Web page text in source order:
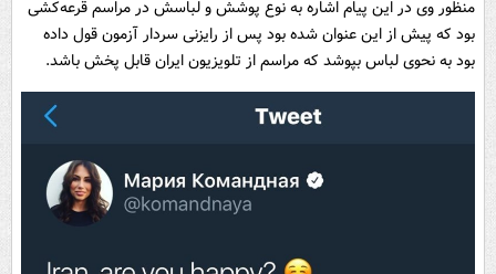
منظور وی در این پیام اشاره به نوع پوشش و لباسش در مراسم قرعه‌کشی
بود که پیش از این عنوان شده بود پس از رایزنی سردار آزمون قول داده
بود به نحوی لباس بپوشد که مراسم از تلویزیون ایران قابل پخش باشد.